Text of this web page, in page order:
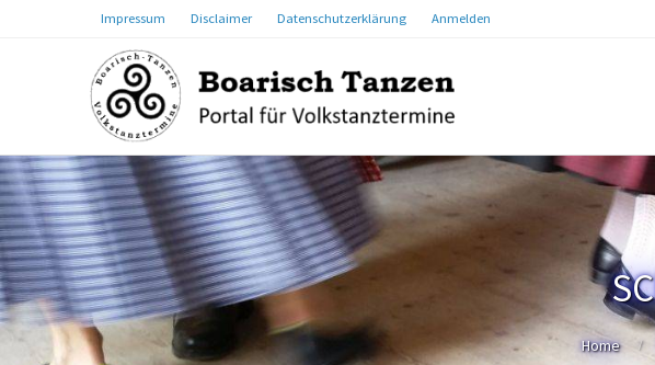
Impressum Disclaimer Datenschutzerklärung Anmelden
Home